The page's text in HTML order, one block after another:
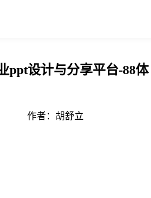
ppt设计与分享平台-88体
作者： 胡舒立